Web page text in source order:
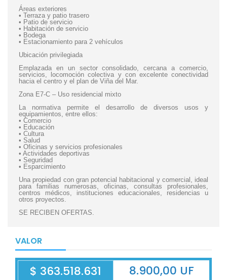
Áreas exteriores
• Terraza y patio trasero
• Patio de servicio
• Habitación de servicio
• Bodega
• Estacionamiento para 2 vehículos
Ubicación privilegiada
Emplazada en un sector consolidado, cercana a comercio,
servicios, locomoción colectiva y con excelente conectividad
hacia el centro y el plan de Viña del Mar.
Zona E7-C – Uso residencial mixto
La normativa permite el desarrollo de diversos usos y
equipamientos, entre ellos:
• Comercio
• Educación
• Cultura
• Salud
• Oficinas y servicios profesionales
• Actividades deportivas
• Seguridad
• Esparcimiento
Una propiedad con gran potencial habitacional y comercial, ideal
para familias numerosas, oficinas, consultas profesionales,
centros médicos, instituciones educacionales, residencias u
otros proyectos.
SE RECIBEN OFERTAS.
VALOR
$ 363.518.631
8.900,00 UF